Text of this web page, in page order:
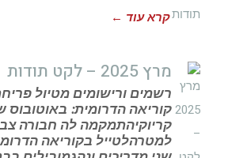
קרא עוד ←
מרץ 2025 – לקט תודות
רשמים ורישומים מטיול
קוריאה הדרומית: באוטובוס
קריוקיהתמקמה לה חבורה
למטרהלטייל בקוריאה